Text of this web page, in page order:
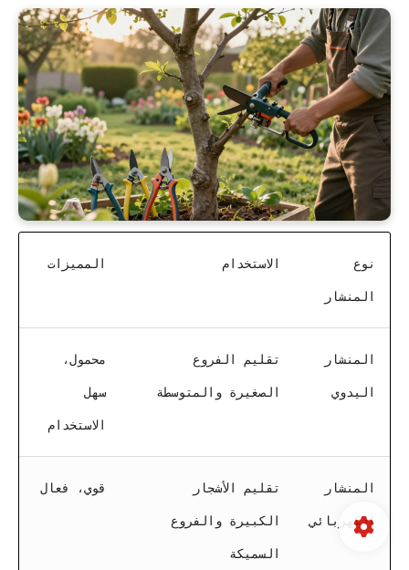
نوع
المنشار
الاستخدام المميزات
المنشار
اليدوي
تقليم الفروع
الصغيرة والمتوسطة
محمول،
سهل
الاستخدام
المنشار
الكهربائي
تقليم الأشجار
الكبيرة والفروع
السميكة
قوي، فعال